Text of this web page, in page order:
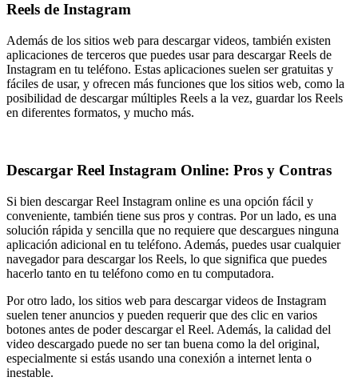
Reels de Instagram
Además de los sitios web para descargar videos, también existen
aplicaciones de terceros que puedes usar para descargar Reels de
Instagram en tu teléfono. Estas aplicaciones suelen ser gratuitas y
fáciles de usar, y ofrecen más funciones que los sitios web, como la
posibilidad de descargar múltiples Reels a la vez, guardar los Reels
en diferentes formatos, y mucho más.
Descargar Reel Instagram Online: Pros y Contras
Si bien descargarReel Instagram online es una opción fácil y
conveniente, también tiene sus pros y contras. Por un lado, es una
solución rápida y sencilla que no requiere que descargues ninguna
aplicación adicional en tu teléfono. Además, puedes usar cualquier
navegador para descargar los Reels, lo que significa que puedes
hacerlo tanto en tu teléfono como en tu computadora.
Por otro lado, los sitios web para descargar videos de Instagram
suelen tener anuncios y pueden requerir que des clic en varios
botones antes de poder descargar el Reel. Además, la calidad del
video descargado puede no ser tan buena como la del original,
especialmente si estás usando una conexión a internet lenta o
inestable.